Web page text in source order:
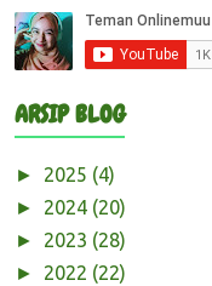
ARSIP BLOG
► 2025 (4)
► 2024 (20)
► 2023 (28)
► 2022 (22)